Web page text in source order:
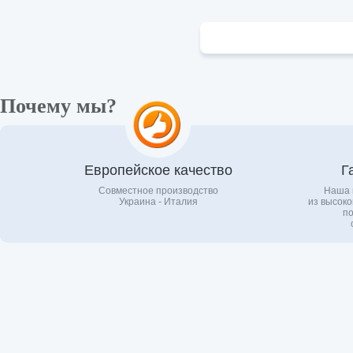
Почему мы?
Европейское качество
Совместное производство
Украина - Италия
Наша
из